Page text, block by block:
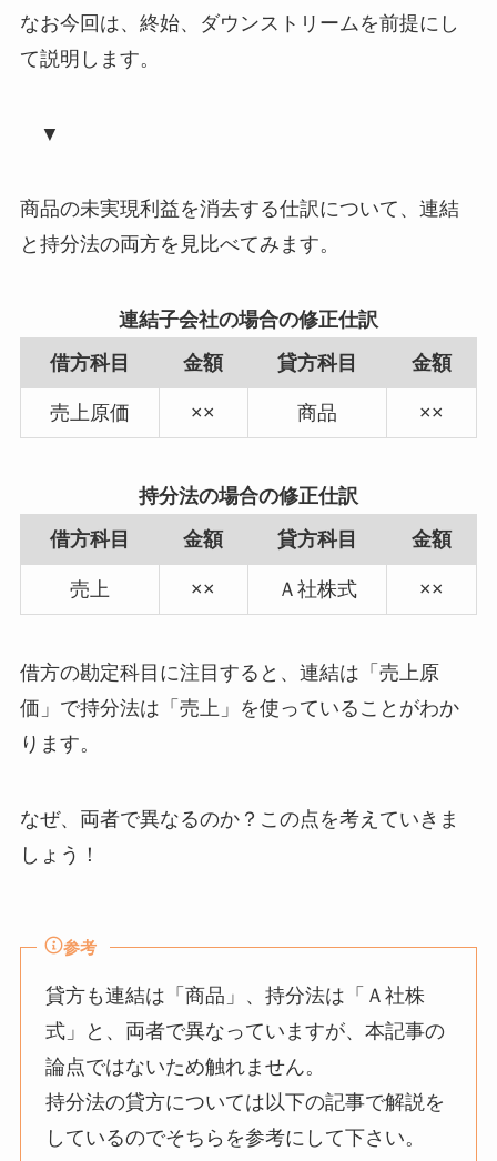
なお今回は、終始、ダウンストリームを前提にし
て説明します。
▼
商品の未実現利益を消去する仕訳について、連結
と持分法の両方を見比べてみます。
連結子会社の場合の修正仕訳
借方科目
金額 貸方科目 金額
売上原価 ×× 商品 ××
持分法の場合の修正仕訳
借方科目
金額 貸方科目 金額
売上 ×× Ａ社株式 ××
借方の勘定科目に注目すると、 連結は「売上原
価」で持分法は「売上」 を使っていることがわか
ります。
なぜ、両者で異なるのか？この点を考えていきま
しょう！
参考
貸方も連結は「商品」、持分法は「Ａ社株
式」と、両者で異なっていますが、本記事の
論点ではないため触れません。
持分法の貸方については以下の記事で解説を
しているのでそちらを参考にして下さい。